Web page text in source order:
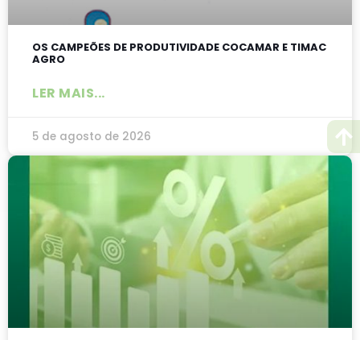
OS CAMPEÕES DE PRODUTIVIDADE COCAMAR E TIMAC
AGRO
LER MAIS...
5 de agosto de 2026